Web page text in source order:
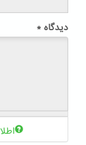
دیدگاه *